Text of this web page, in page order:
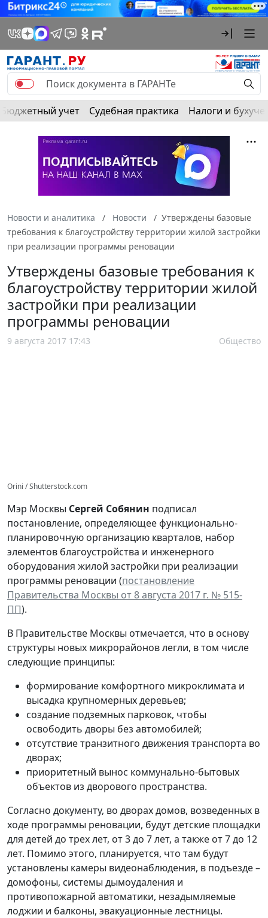
Бюджетный учет Судебная практика Налоги и
Новости и аналитика Новости
Утверждены базовые
требования к благоустройству территории жилой застройки
при реализации программы реновации
Утверждены базовые требования к
благоустройству территории жилой
застройки при реализации
программы реновации
9 августа 2017 17:43 Общество
Orini / Shutterstock.com
Мэр Москвы Сергей Собянин подписал
постановление, определяющее функционально-
планировочную организацию кварталов, набор
элементов благоустройства и инженерного
оборудования жилой застройки при реализации
программы реновации (постановление
Правительства Москвы от 8 августа 2017 г. № 515-
ПП).
В Правительстве Москвы отмечается, что в основу
структуры новых микрорайонов легли, в том числе
следующие принципы:
формирование комфортного микроклимата и
высадка крупномерных деревьев;
создание подземных парковок, чтобы
освободить дворы без автомобилей;
отсутствие транзитного движения транспорта во
дворах;
приоритетный вынос коммунально-бытовых
объектов из дворового пространства.
Согласно документу, во дворах домов, возведенных в
ходе программы реновации, будут детские площадки
для детей до трех лет, от 3 до 7 лет, а также от 7 до 12
лет. Помимо этого, планируется, что там будут
установлены камеры видеонаблюдения, в подъезде –
домофоны, системы дымоудаления и
противопожарной автоматики, незадымляемые
лоджии и балконы, эвакуационные лестницы.